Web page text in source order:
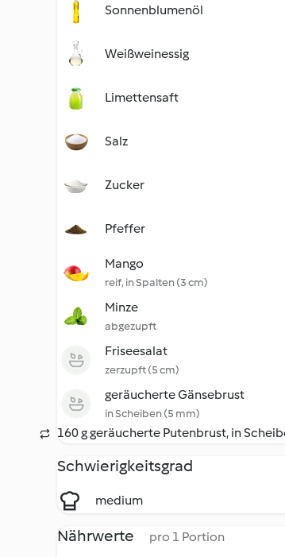
Sonnenblumenöl
Weißweinessig
Limettensaft
Salz
Zucker
Pfeffer
Mango
reif, in Spalten (3 cm)
Minze
abgezupft
Friseesalat
zerzupft (5 cm)
geräucherte Gänsebrust
in Scheiben (5 mm)
160 g geräucherte Putenbrust, in
Schwierigkeitsgrad
medium
Nährwerte pro 1 Portion